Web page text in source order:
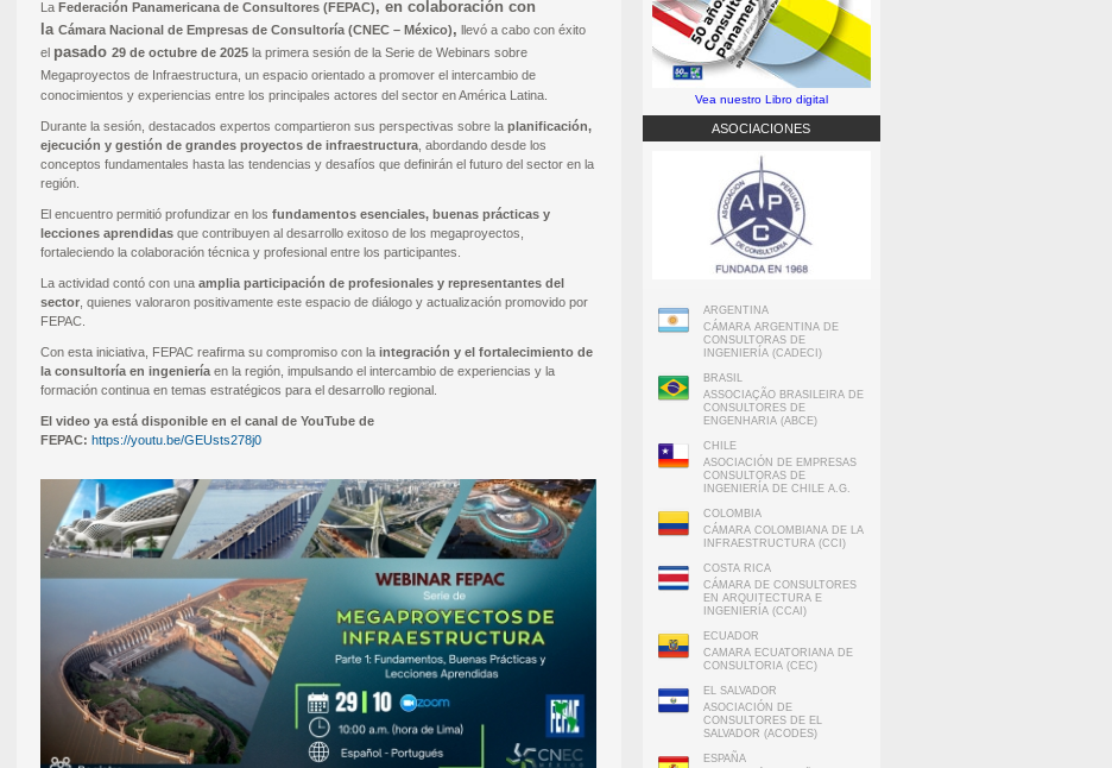
LaFederación Panamericana de Consultores (FEPAC), en colaboración con
laCámara Nacional de Empresas de Consultoría (CNEC – México), llevó a cabo con éxito
el pasado29 de octubre de 2025 la primera sesión de laSerie de Webinars sobre
Megaproyectos de Infraestructura , un espacio orientado a promover el intercambio de
conocimientos y experiencias entre los principales actores del sector en América Latina.
Durante la sesión, destacados expertos compartieron sus perspectivas sobre laplanificación,
ejecución y gestión de grandes proyectos de infraestructura , abordando desde los
conceptos fundamentales hasta las tendencias y desafíos que definirán el futuro del sector en la
región.
El encuentro permitió profundizar en losfundamentos esenciales, buenas prácticas y
lecciones aprendidas que contribuyen al desarrollo exitoso de los megaproyectos,
fortaleciendo la colaboración técnica y profesional entre los participantes.
La actividad contó con unaamplia participación de profesionales y representantes del
sector , quienes valoraron positivamente este espacio de diálogo y actualización promovido por
FEPAC.
Con esta iniciativa, FEPAC reafirma su compromiso con laintegración y el fortalecimiento de
la consultoría en ingeniería en la región, impulsando el intercambio de experiencias y la
formación continua en temas estratégicos para el desarrollo regional.
El video ya está disponible en el canal de YouTube de
FEPAC: https://youtu.be/GEUsts278j0
Vea nuestro Libro digital
ASOCIACIONES
ARGENTINA
CÁMARA ARGENTINA DE
CONSULTORAS DE
INGENIERÍA (CADECI)
BRASIL
ASSOCIAÇÃO BRASILEIRA DE
CONSULTORES DE
ENGENHARIA (ABCE)
CHILE
ASOCIACIÓN DE EMPRESAS
CONSULTORAS DE
INGENIERÍA DE CHILE A.G.
COLOMBIA
CÁMARA COLOMBIANA DE LA
INFRAESTRUCTURA (CCI)
COSTA RICA
CÁMARA DE CONSULTORES
EN ARQUITECTURA E
INGENIERÍA (CCAI)
ECUADOR
CAMARA ECUATORIANA DE
CONSULTORIA (CEC)
EL SALVADOR
ASOCIACIÓN DE
CONSULTORES DE EL
SALVADOR (ACODES)
ESPAÑA